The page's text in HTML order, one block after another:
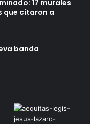
17 murales
que citaron a
banda